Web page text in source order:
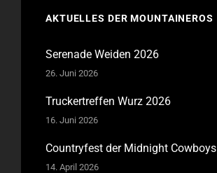
AKTUELLES DER MOUNTAINEROS
Serenade Weiden 2026
26. Juni 2026
Truckertreffen Wurz 2026
16. Juni 2026
Countryfest der Midnight Cowboys
14. April 2026